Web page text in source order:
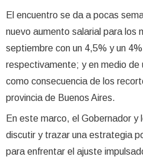
El encuentro se da a pocas
nuevo aumento salarial para los
septiembre con un 4,5% y un
respectivamente; y en medio de
como consecuencia de los
provincia de Buenos Aires.
En este marco, el Gobernador y
discutir y trazar una estrategia
para enfrentar el ajuste